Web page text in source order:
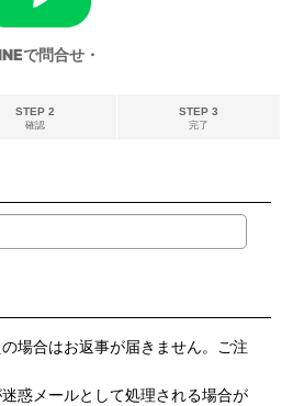
で問合せ・
STEP 2
確認
STEP 3
完了
場合はお返事が届きません。ご注
惑メールとして処理される場合が